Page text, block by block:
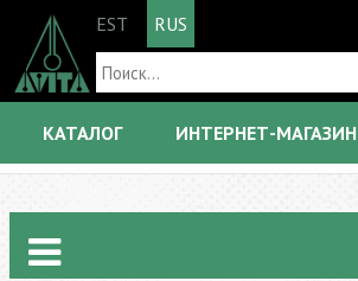
EST RUS
КАТАЛОГ ИНТЕРНЕТ-МАГАЗИН